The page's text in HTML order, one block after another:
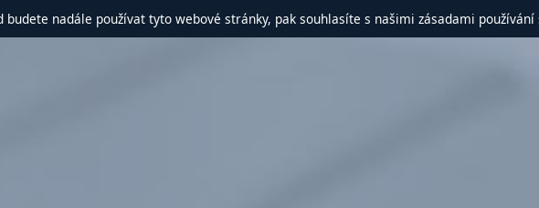
budete nadále používat tyto webové stránky, pak souhlasíte s našimi zásadami používání